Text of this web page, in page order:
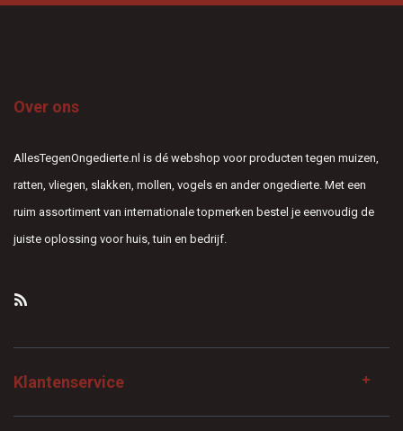
Over ons
AllesTegenOngedierte.nl is dé webshop voor producten tegen muizen,
ratten, vliegen, slakken, mollen, vogels en ander ongedierte. Met een
ruim assortiment van internationale topmerken bestel je eenvoudig de
juiste oplossing voor huis, tuin en bedrijf.
Klantenservice